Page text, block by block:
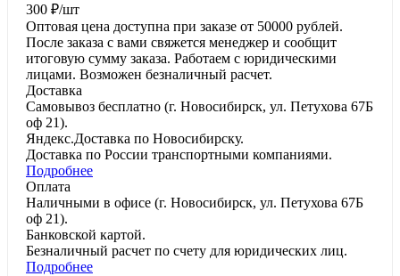
300 ₽/шт
Оптовая цена доступна при заказе от 50000 рублей.
После заказа с вами свяжется менеджер и сообщит
итоговую сумму заказа. Работаем с юридическими
лицами. Возможен безналичный расчет.
Доставка
Самовывоз бесплатно (г. Новосибирск, ул. Петухова 67Б
оф 21).
Яндекс.Доставка по Новосибирску.
Доставка по России транспортными компаниями.
Подробнее
Оплата
Наличными в офисе (г. Новосибирск, ул. Петухова 67Б
оф 21).
Банковской картой.
Безналичный расчет по счету для юридических лиц.
Подробнее